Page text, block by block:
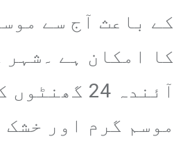
کے باعث آج سے
کا امکان ہے ۔شہر
آئندہ 24
موسم گرم اور خشک